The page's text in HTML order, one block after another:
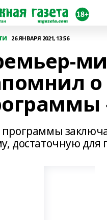
26 ЯНВАРЯ 2021, 13:56
о
программы
достаточную для